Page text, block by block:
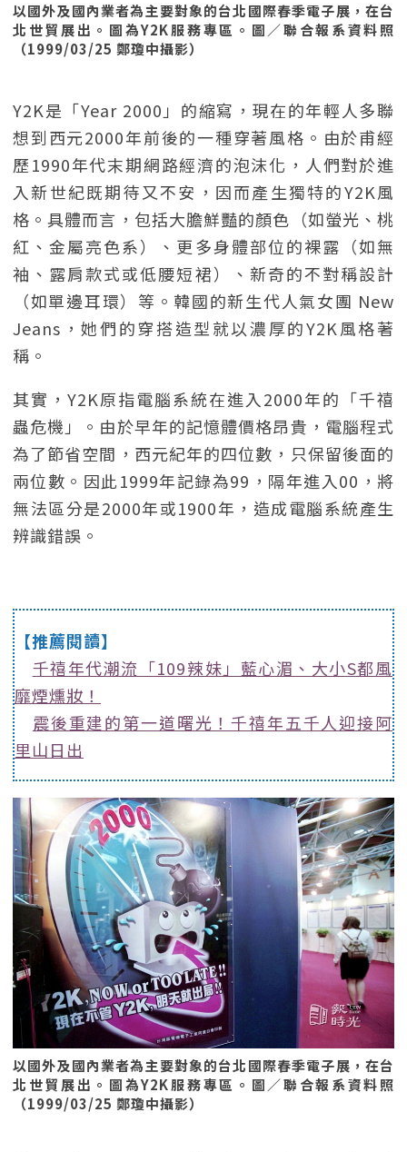
以國外及國內業者為主要對象的台北國際春季電子展，在台
北世貿展出。圖為Y2K服務專區。圖／聯合報系資料照
（1999/03/25 鄭瓊中攝影）
Y2K是「Year 2000」的縮寫，現在的年輕人多聯
想到西元2000年前後的一種穿著風格。由於甫經
歷1990年代末期網路經濟的泡沫化，人們對於進
入新世紀既期待又不安，因而產生獨特的Y2K風
格。具體而言，包括大膽鮮豔的顏色（如螢光、桃
紅、金屬亮色系）、更多身體部位的裸露（如無
袖、露肩款式或低腰短裙）、新奇的不對稱設計
（如單邊耳環）等。韓國的新生代人氣女團 New
Jeans，她們的穿搭造型就以濃厚的Y2K風格著
稱。
其實，Y2K原指電腦系統在進入2000年的「千禧
蟲危機」。由於早年的記憶體價格昂貴，電腦程式
為了節省空間，西元紀年的四位數，只保留後面的
兩位數。因此1999年記錄為99，隔年進入00，將
無法區分是2000年或1900年，造成電腦系統產生
辨識錯誤。
【推薦閱讀】
千禧年代潮流「109辣妹」藍心湄、大小S都風
靡煙燻妝！
震後重建的第一道曙光！千禧年五千人迎接阿
里山日出
以國外及國內業者為主要對象的台北國際春季電子展，在台
北世貿展出。圖為Y2K服務專區。圖／聯合報系資料照
（1999/03/25 鄭瓊中攝影）